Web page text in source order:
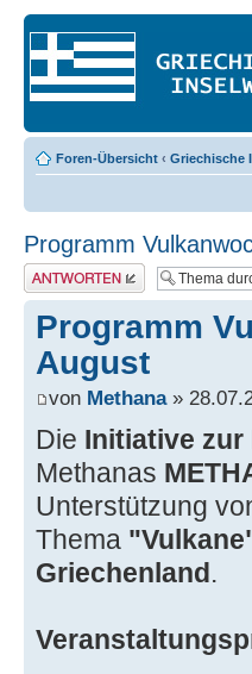
Foren-Übersicht ‹ Griechische
Programm
Antwort erstellen
Programm
August
von Methana»
Die Initiative zur
Methanas
Unterstützung
Thema
Griechenland.